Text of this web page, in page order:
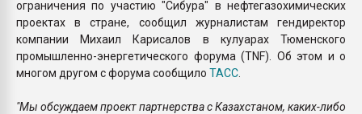
ограничения по участию "Сибура" в нефтегазохимических
проектах в стране, сообщил журналистам гендиректор
компании Михаил Карисалов в кулуарах Тюменского
промышленно-энергетического форума (TNF). Об этом и о
многом другом с форума сообщило ТАСС
"Мы обсуждаем проект партнерства с Казахстаном, каких-либо